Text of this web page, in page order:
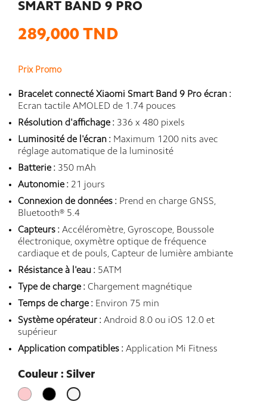
SMART BAND 9 PRO
289,000 TND
Prix Promo
Bracelet connecté Xiaomi Smart Band 9 Pro écran :
Ecran tactile AMOLED de 1.74 pouces
Résolution d'affichage : 336 x 480 pixels
Luminosité de l'écran : Maximum 1200 nits avec
réglage automatique de la luminosité
Batterie : 350 mAh
Autonomie : 21 jours
Connexion de données : Prend en charge GNSS,
Bluetooth® 5.4
Capteurs : Accéléromètre, Gyroscope, Boussole
électronique, oxymètre optique de fréquence
cardiaque et de pouls, Capteur de lumière ambiante
Résistance à l'eau : 5ATM
Type de charge : Chargement magnétique
Temps de charge : Environ 75 min
Système opérateur : Android 8.0 ou iOS 12.0 et
supérieur
Application compatibles : Application Mi Fitness
Couleur : Silver
Rose Noir Silver